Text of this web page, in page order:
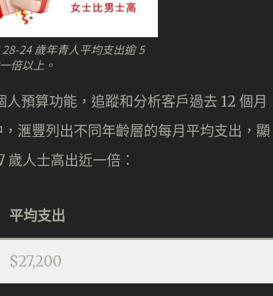
24 歲年青人平均支出逾 5
倍以上。
預算功能，追蹤和分析客戶過去 12 個月
滙豐列出不同年齡層的每月平均支出，顯
人士高出近一倍：
平均支出
$27,200